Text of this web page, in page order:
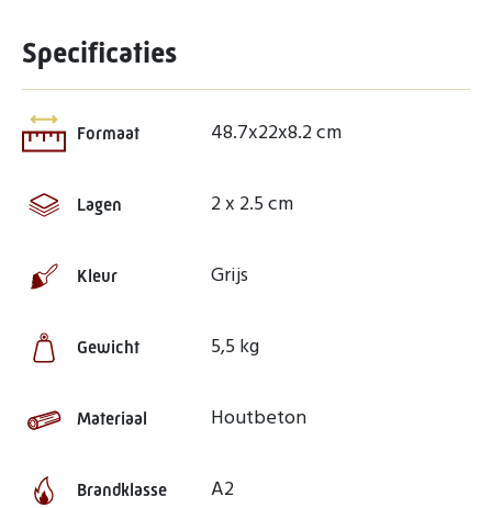
Specificaties
Formaat 48.7x22x8.2 cm
Lagen 2 x 2.5 cm
Kleur Grijs
Gewicht 5,5 kg
Materiaal Houtbeton
Brandklasse A2